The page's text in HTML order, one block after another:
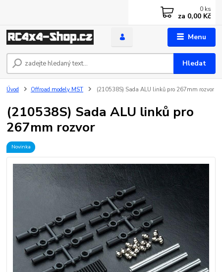
Menu
Hledat
0 ks
za 0,00 Kč
Úvod Offroad modely MST (210538S) Sada ALU linků pro 267mm rozvor
(210538S) Sada ALU linků pro
267mm rozvor
Novinka